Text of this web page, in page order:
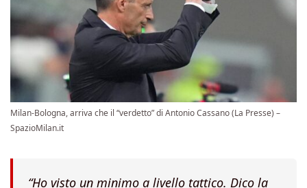
Milan-Bologna, arriva che il “verdetto” di Antonio Cassano (La Presse) –
SpazioMilan.it
“Ho visto un minimo a livello tattico. Dico la